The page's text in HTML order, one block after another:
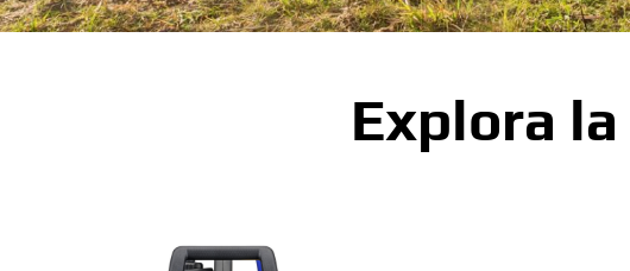
Explora